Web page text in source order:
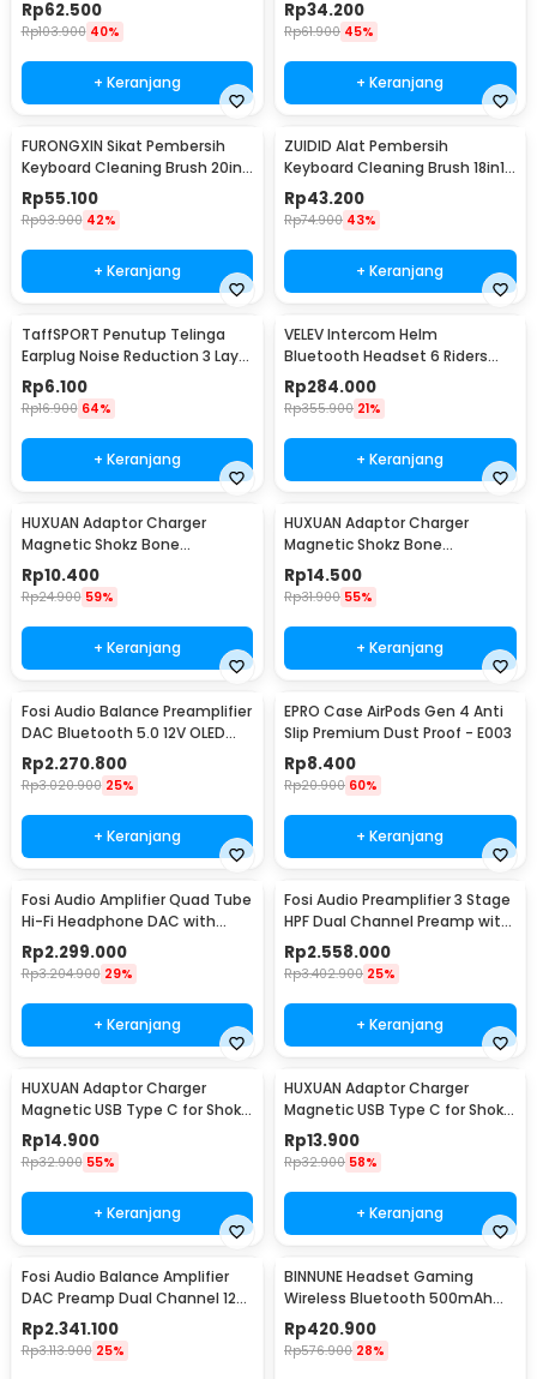
Rp62.500
Rp103.900 40%
+ Keranjang
Rp34.200
Rp61.900 45%
+ Keranjang
FURONGXIN Sikat Pembersih
Keyboard Cleaning Brush 20in1
with Liquid - Q20
Rp55.100
Rp93.900 42%
+ Keranjang
ZUIDID Alat Pembersih
Keyboard Cleaning Brush 18in1
- Q10
Rp43.200
Rp74.900 43%
+ Keranjang
TaffSPORT Penutup Telinga
Earplug Noise Reduction 3 Layer
- VO70
Rp6.100
Rp16.900 64%
+ Keranjang
VELEV Intercom Helm
Bluetooth Headset 6 Riders
Call IPX6 1000mAh - D2-6X
Rp284.000
Rp355.900 21%
+ Keranjang
HUXUAN Adaptor Charger
Magnetic Shokz Bone
Conduction Earphone MidBend
Lightning - SY-ZW
Rp10.400
Rp24.900 59%
+ Keranjang
HUXUAN Adaptor Charger
Magnetic Shokz Bone
Conduction Earphone MidBend
USB Type C - SY-ZW
Rp14.500
Rp31.900 55%
+ Keranjang
Fosi Audio Balance Preamplifier
DAC Bluetooth 5.0 12V OLED
Display - ZD3
Rp2.270.800
Rp3.020.900 25%
+ Keranjang
EPRO Case AirPods Gen 4 Anti
Slip Premium Dust Proof - E003
Rp8.400
Rp20.900 60%
+ Keranjang
Fosi Audio Amplifier Quad Tube
Hi-Fi Headphone DAC with
Volume Knob - GR70
Rp2.299.000
Rp3.204.900 29%
+ Keranjang
Fosi Audio Preamplifier 3 Stage
HPF Dual Channel Preamp with
Remote - ZP3
Rp2.558.000
Rp3.402.900 25%
+ Keranjang
HUXUAN Adaptor Charger
Magnetic USB Type C for Shokz
Bone Conduction 2 Pin - HX11
Rp14.900
Rp32.900 55%
+ Keranjang
HUXUAN Adaptor Charger
Magnetic USB Type C for Shokz
Bone Conduction 4 Pin - HX11
Rp13.900
Rp32.900 58%
+ Keranjang
Fosi Audio Balance Amplifier
DAC Preamp Dual Channel 12V
LCD Display - ZH3
Rp2.341.100
Rp3.113.900 25%
BINNUNE Headset Gaming
Wireless Bluetooth 500mAh
USB Type C - BW06-BT
Rp420.900
Rp576.900 28%